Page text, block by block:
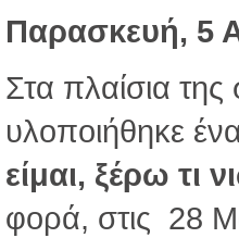
Παρασκευή, 5
Στα πλαίσια
υλοποιήθηκε
είμαι, ξέρω τι
φορά, στις 28